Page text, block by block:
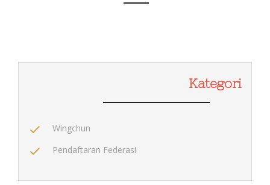
Kategori
Wingchun
Pendaftaran Federasi